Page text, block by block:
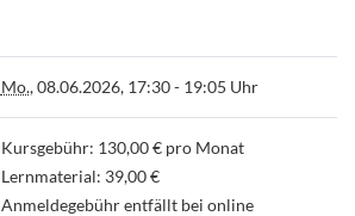
Mo., 08.06.2026, 17:30 - 19:05 Uhr
Kursgebühr: 130,00 € pro Monat
Lernmaterial: 39,00 €
Anmeldegebühr entfällt bei online